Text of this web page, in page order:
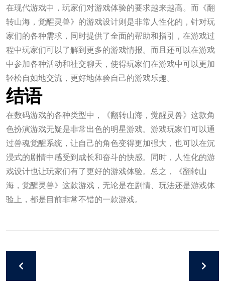
在现代游戏中，玩家们对游戏体验的要求越来越高。而《翻
转山海，觉醒灵兽》的游戏设计则是非常人性化的，针对玩
家们的各种需求，同时提供了全面的帮助和指引，在游戏过
程中玩家们可以了解到更多的游戏情报。而且还可以在游戏
中参加各种活动和社交聊天，使得玩家们在游戏中可以更加
轻松自如地交流，更好地体验自己的游戏乐趣。
结语
在数码游戏的各种类型中，《翻转山海，觉醒灵兽》这款角
色扮演游戏无疑是非常出色的明星游戏。游戏玩家们可以通
过兽魂觉醒系统，让自己的角色变得更加强大，也可以在沉
浸式的剧情中感受到成长和奋斗的快感。同时，人性化的游
戏设计也让玩家们有了更好的游戏体验。总之，《翻转山
海，觉醒灵兽》这款游戏，无论是在剧情、玩法还是游戏体
验上，都是目前非常不错的一款游戏。